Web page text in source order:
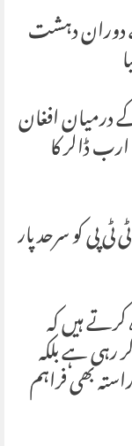
دوران دہشت
2005 سے اگست 2021 کے درمیان افغان
قومی دفاعی اور سیکیورٹی فورسز کو 18.6 ارب ڈالر کا
پی کو سرحد پار
ہیں کہ
رہی ہے بلکہ
بھی فراہم